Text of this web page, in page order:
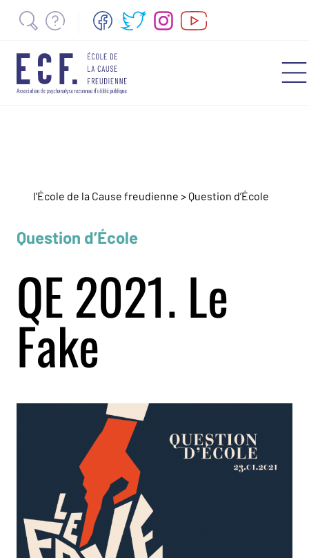
l'École de la Cause freudienne > Question d’École
Question d’École
QE 2021. Le
Fake